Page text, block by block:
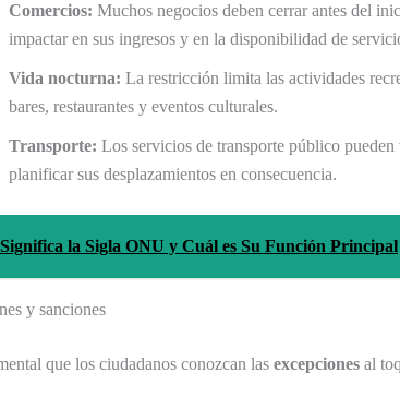
Comercios: Muchos negocios deben cerrar antes del
impactar en sus ingresos y en la disponibilidad de
Vida nocturna: La restricción limita las actividades
bares, restaurantes y eventos culturales.
Transporte: Los servicios de transporte público
planificar sus desplazamientos en consecuencia.
la Sigla ONU y Cuál es Su Función Principal
y sanciones
que los ciudadanos conozcan las excepciones al